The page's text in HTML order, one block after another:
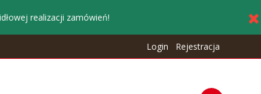
realizacji zamówień!
Login Rejestracja